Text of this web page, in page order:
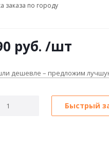
заказа по городу
руб. /шт
дешевле – предложим
Быстрый